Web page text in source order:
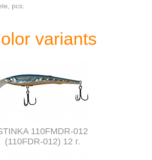
pcs:
variants
110FMDR-012
(110FDR-012) 12 г.